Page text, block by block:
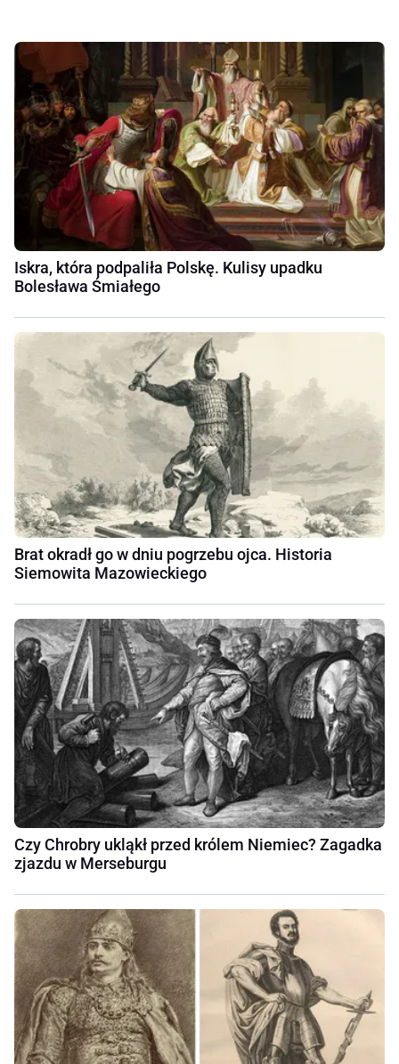
Iskra, która podpaliła Polskę. Kulisy upadku
Bolesława Śmiałego
Brat okradł go w dniu pogrzebu ojca. Historia
Siemowita Mazowieckiego
Czy Chrobry ukląkł przed królem Niemiec? Zagadka
zjazdu w Merseburgu